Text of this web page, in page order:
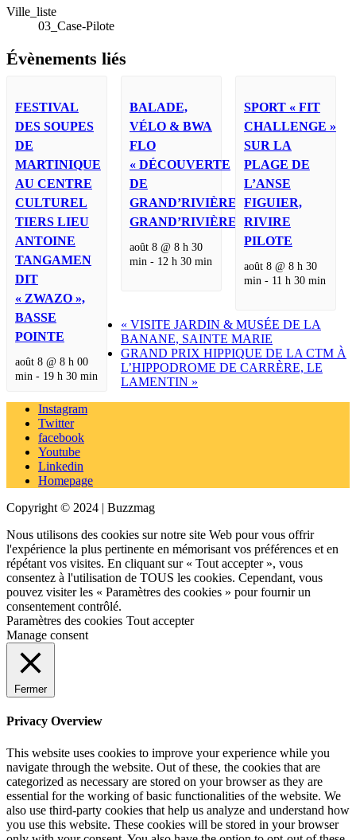
Ville_liste
03_Case-Pilote
Évènements liés
FESTIVAL
DES SOUPES
DE
MARTINIQUE
AU CENTRE
CULTUREL
TIERS LIEU
ANTOINE
TANGAMEN
DIT
« ZWAZO »,
BASSE
POINTE
août 8 @ 8 h 00
min- 19 h 30 min
BALADE,
VÉLO & BWA
FLO
« DÉCOUVERTE
DE
GRAND’RIVIÈRE »,
GRAND’RIVIÈRE
août 8 @ 8 h 30
min- 12 h 30 min
SPORT « FIT
CHALLENGE »
SUR LA
PLAGE DE
L’ANSE
FIGUIER,
RIVIRE
PILOTE
août 8 @ 8 h 30
min- 11 h 30 min
« VISITE JARDIN & MUSÉE DE LA
BANANE, SAINTE MARIE
GRAND PRIX HIPPIQUE DE LA CTM À
L’HIPPODROME DE CARRÈRE, LE
LAMENTIN »
Instagram
Twitter
facebook
Youtube
Linkedin
Homepage
Copyright © 2024 | Buzzmag
Nous utilisons des cookies sur notre site Web pour vous offrir
l'expérience la plus pertinente en mémorisant vos préférences et en
répétant vos visites. En cliquant sur « Tout accepter », vous
consentez à l'utilisation de TOUS les cookies. Cependant, vous
pouvez visiter les « Paramètres des cookies » pour fournir un
consentement contrôlé.
Paramètres des cookies Tout accepter
Manage consent
Fermer
Privacy Overview
This website uses cookies to improve your experience while you
navigate through the website. Out of these, the cookies that are
categorized as necessary are stored on your browser as they are
essential for the working of basic functionalities of the website. We
also use third-party cookies that help us analyze and understand how
you use this website. These cookies will be stored in your browser